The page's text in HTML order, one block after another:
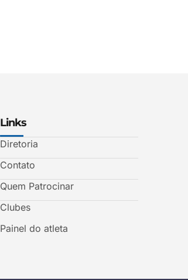
Links
Diretoria
Contato
Quem Patrocinar
Clubes
Painel do atleta